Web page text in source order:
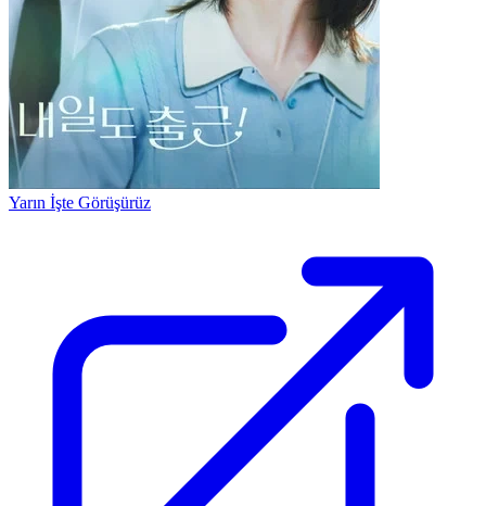
Yarın İşte Görüşürüz